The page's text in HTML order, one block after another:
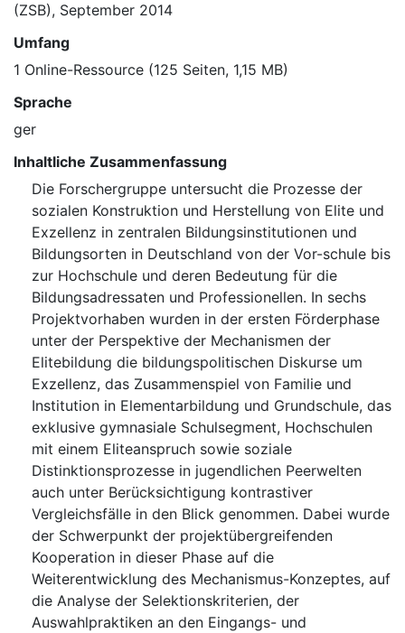
(ZSB), September 2014
Umfang
1 Online-Ressource (125 Seiten, 1,15 MB)
Sprache
ger
Inhaltliche Zusammenfassung
Die Forschergruppe untersucht die Prozesse der
sozialen Konstruktion und Herstellung von Elite und
Exzellenz in zentralen Bildungsinstitutionen und
Bildungsorten in Deutschland von der Vor-schule bis
zur Hochschule und deren Bedeutung für die
Bildungsadressaten und Professionellen. In sechs
Projektvorhaben wurden in der ersten Förderphase
unter der Perspektive der Mechanismen der
Elitebildung die bildungspolitischen Diskurse um
Exzellenz, das Zusammenspiel von Familie und
Institution in Elementarbildung und Grundschule, das
exklusive gymnasiale Schulsegment, Hochschulen
mit einem Eliteanspruch sowie soziale
Distinktionsprozesse in jugendlichen Peerwelten
auch unter Berücksichtigung kontrastiver
Vergleichsfälle in den Blick genommen. Dabei wurde
der Schwerpunkt der projektübergreifenden
Kooperation in dieser Phase auf die
Weiterentwicklung des Mechanismus-Konzeptes, auf
die Analyse der Selektionskriterien, der
Auswahlpraktiken an den Eingangs- und